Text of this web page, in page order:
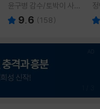
윤구병 감수/토박이 사전
편찬실 편
9.6 (158)